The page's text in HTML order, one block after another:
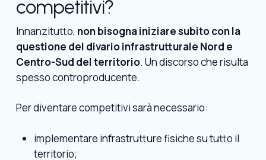
competitivi?
Innanzitutto, non bisogna iniziare subito con la
questione del divario infrastrutturale Nord e
Centro-Sud del territorio. Un discorso che risulta
spesso controproducente.
Per diventare competitivi sarà necessario:
implementare infrastrutture fisiche su tutto il
territorio;